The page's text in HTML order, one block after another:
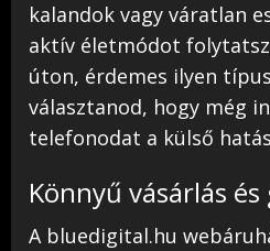
kalandok vagy váratlan
aktív életmódot
úton, érdemes ilyen
választanod, hogy még
telefonodat a külső
Könnyű vásárlás
A bluedigital.hu